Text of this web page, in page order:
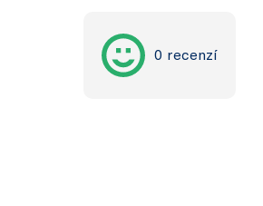
0 recenzí